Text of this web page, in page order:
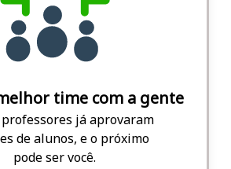
time com a gente
já aprovaram
de alunos, e o próximo
pode ser você.